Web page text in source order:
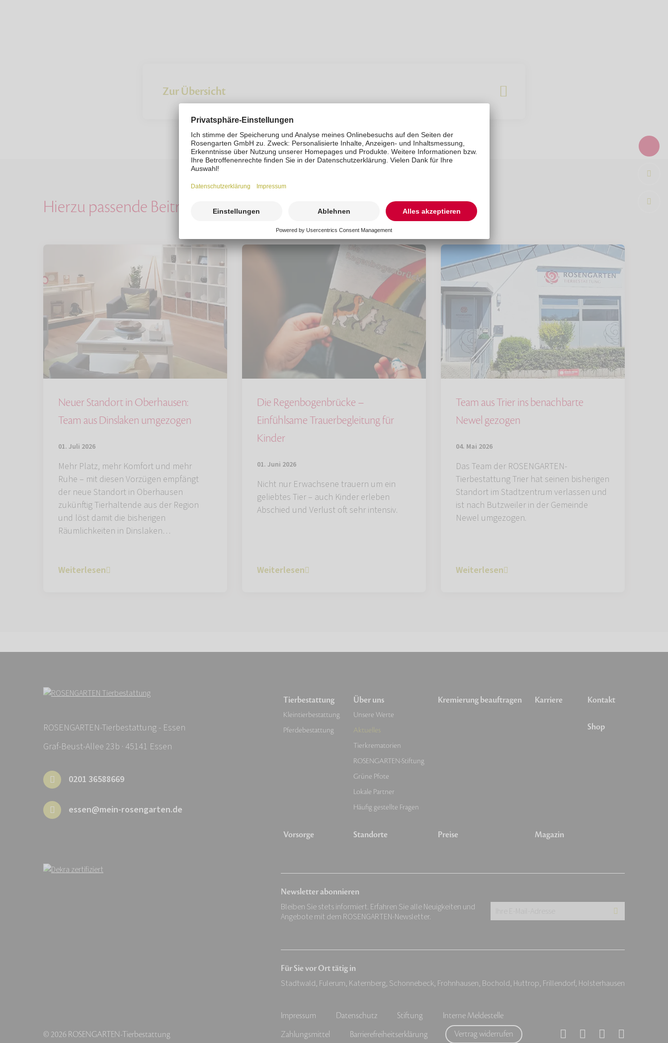
Zur Übersicht
Hierzu passende Beiträge
Neuer Standort in Oberhausen:
Team aus Dinslaken umgezogen
01. Juli 2026
Mehr Platz, mehr Komfort und mehr
Ruhe – mit diesen Vorzügen empfängt
der neue Standort in Oberhausen
zukünftig Tierhaltende aus der Region
und löst damit die bisherigen
Räumlichkeiten in Dinslaken…
Weiterlesen
Die Regenbogenbrücke –
Einfühlsame Trauerbegleitung für
Kinder
01. Juni 2026
Nicht nur Erwachsene trauern um ein
geliebtes Tier – auch Kinder erleben
Abschied und Verlust oft sehr intensiv.
Weiterlesen
Team aus Trier ins benachbarte
Newel gezogen
04. Mai 2026
Das Team der ROSENGARTEN-
Tierbestattung Trier hat seinen bisherigen
Standort im Stadtzentrum verlassen und
ist nach Butzweiler in der Gemeinde
Newel umgezogen.
Weiterlesen
ROSENGARTEN-Tierbestattung - Essen
Graf-Beust-Allee 23b · 45141 Essen
0201 36588669
essen@mein-rosengarten.de
Tierbestattung
Kleintierbestattung
Pferdebestattung
Vorsorge
Über uns
Unsere Werte
Aktuelles
Tierkrematorien
ROSENGARTEN-Stiftung
Grüne Pfote
Lokale Partner
Häufig gestellte Fragen
Standorte
Kremierung beauftragen
Preise
Karriere
Magazin
Kontakt
Shop
Newsletter abonnieren
Bleiben Sie stets informiert. Erfahren Sie alle Neuigkeiten und
Angebote mit dem ROSENGARTEN-Newsletter.
Für Sie vor Ort tätig in
Stadtwald, Fulerum, Katernberg, Schonnebeck, Frohnhausen, Bochold, Huttrop, Frillendorf, Holsterhausen
Impressum Datenschutz Stiftung
Interne Meldestelle
Zahlungsmittel
Barrierefreiheitserklärung Vertrag widerrufen
© 2026 ROSENGARTEN-Tierbestattung